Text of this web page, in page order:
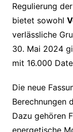
Regulierung der
bietet sowohl
verlässliche
30. Mai 2024
mit 16.000
Die neue
Berechnungen
Dazu gehören
energetische